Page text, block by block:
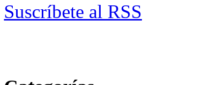
Suscríbete al RSS